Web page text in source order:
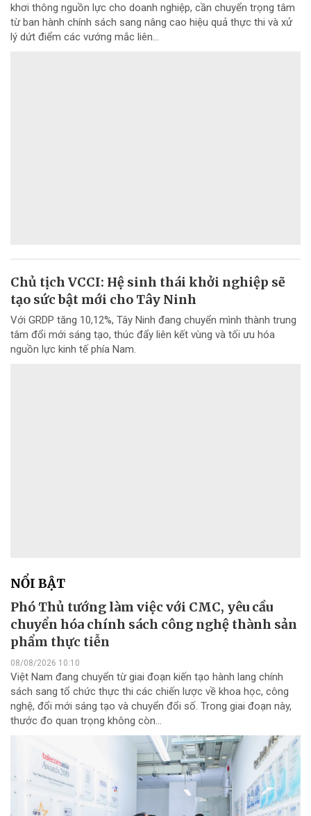
khơi thông nguồn lực cho doanh nghiệp, cần chuyển trọng tâm
từ ban hành chính sách sang nâng cao hiệu quả thực thi và xử
lý dứt điểm các vướng mắc liên...
Chủ tịch VCCI: Hệ sinh thái khởi nghiệp sẽ
tạo sức bật mới cho Tây Ninh
Với GRDP tăng 10,12%, Tây Ninh đang chuyển mình thành trung
tâm đổi mới sáng tạo, thúc đẩy liên kết vùng và tối ưu hóa
nguồn lực kinh tế phía Nam.
NỔI BẬT
Phó Thủ tướng làm việc với CMC, yêu cầu
chuyển hóa chính sách công nghệ thành sản
phẩm thực tiễn
08/08/2026 10:10
Việt Nam đang chuyển từ giai đoạn kiến tạo hành lang chính
sách sang tổ chức thực thi các chiến lược về khoa học, công
nghệ, đổi mới sáng tạo và chuyển đổi số. Trong giai đoạn này,
thước đo quan trọng không còn...